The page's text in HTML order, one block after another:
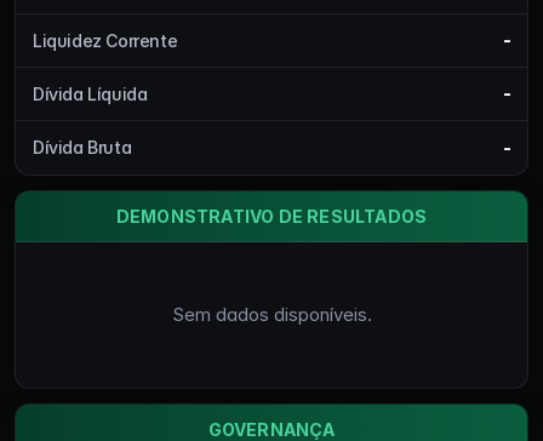
Liquidez Corrente -
Dívida Líquida -
Dívida Bruta -
DEMONSTRATIVO DE RESULTADOS
Sem dados disponíveis.
GOVERNANÇA